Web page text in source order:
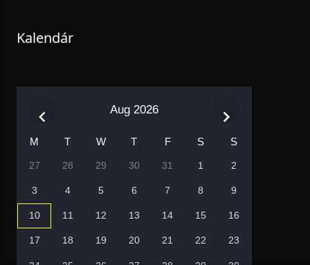
Kalendár
Aug 2026
M T W T F S S
27 28 29 30 31 1 2
3 4 5 6 7 8 9
10 11 12 13 14 15 16
17 18 19 20 21 22 23